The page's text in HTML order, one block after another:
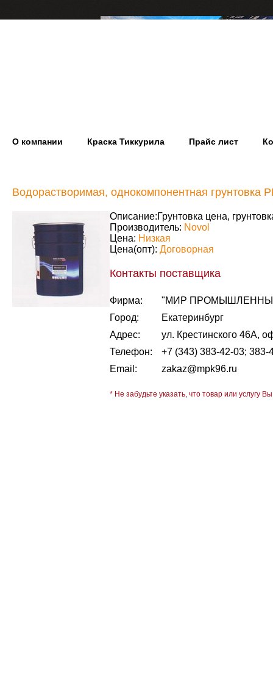
О компании Краска Тиккурила Прайс лист
Водорастворимая, однокомпонентная грунтовка
Описание:Грунтовка цена,
Производитель: Novol
Цена: Низкая
Цена(опт): Договорная
Контакты поставщика
Фирма:
"МИР
Город:
Екатеринбург
Адрес:
ул. Крестинского 46А,
Телефон:
+7 (343) 383-42-03; 383-
Email:
zakaz@mpk96.ru
* Не забудьте указать, что товар или услугу